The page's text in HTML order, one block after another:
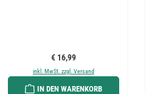
Regulärer Preis:
€ 16,99
inkl. MwSt. zzgl. Versand
IN DEN WARENKORB